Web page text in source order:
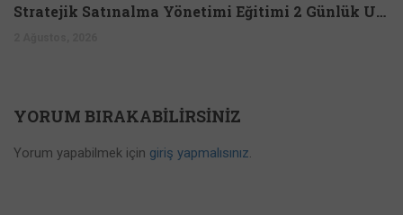
Stratejik Satınalma Yönetimi Eğitimi 2 Günlük Uzmanlık Programı
YORUM BIRAKABILIRSINIZ
Yorum yapabilmek için giriş yapmalısınız.